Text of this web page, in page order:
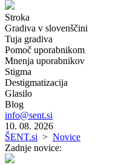
Stroka
Gradiva v slovenščini
Tuja gradiva
Pomoč uporabnikom
Mnenja uporabnikov
Stigma
Destigmatizacija
Glasilo
Blog
info@sent.si
10. 08. 2026
ŠENT.si > Novice
Zadnje novice: